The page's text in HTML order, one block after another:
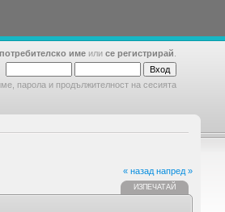
име или се регистрирай
парола и продължителност на сесията
« назад напред »
ИЗПЕЧАТАЙ